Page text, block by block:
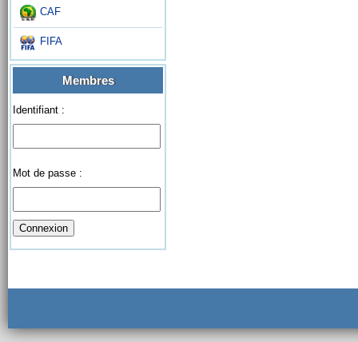
CAF
FIFA
Membres
Identifiant :
Mot de passe :